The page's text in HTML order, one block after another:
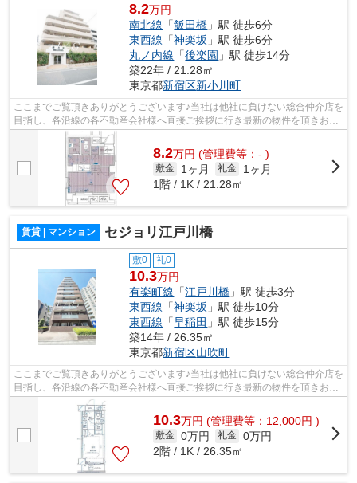
8.2万円
南北線 「飯田橋 」駅 徒歩6分
東西線 「神楽坂 」駅 徒歩6分
丸ノ内線 「後楽園 」駅 徒歩14分
築22年 / 21.28㎡
東京都新宿区新小川町
ここまでご覧頂きありがとうございます♪当社は他社に負けない総合仲介店を
目指し、各沿線の各不動産会社様へ直接ご挨拶に行き最新の物件を頂きお客
様へ提供しております！最新の情報は...
8.2万円 (管理費等：- )
敷金 1ヶ月 礼金
1ヶ月
1階 / 1K / 21.28㎡
賃貸 | マンション セジョリ江戸川橋
敷0 礼0
10.3万円
有楽町線 「江戸川橋 」駅 徒歩3分
東西線 「神楽坂 」駅 徒歩10分
東西線 「早稲田 」駅 徒歩15分
築14年 / 26.35㎡
東京都新宿区山吹町
ここまでご覧頂きありがとうございます♪当社は他社に負けない総合仲介店を
目指し、各沿線の各不動産会社様へ直接ご挨拶に行き最新の物件を頂きお客
様へ提供しております！最新の情報は...
10.3万円 (管理費等：12,000円 )
敷金 0万円 礼金 0万円
2階 / 1K / 26.35㎡